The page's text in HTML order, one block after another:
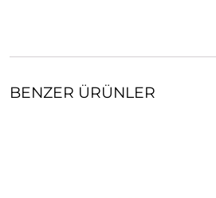
BENZER ÜRÜNLER